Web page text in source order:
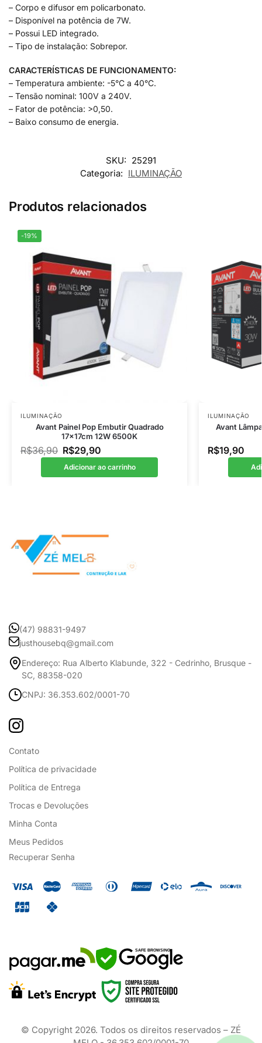
– Corpo e difusor em policarbonato.
– Disponível na potência de 7W.
– Possui LED integrado.
– Tipo de instalação: Sobrepor.
CARACTERÍSTICAS DE FUNCIONAMENTO:
– Temperatura ambiente: -5°C a 40°C.
– Tensão nominal: 100V a 240V.
– Fator de potência: >0,50.
– Baixo consumo de energia.
SKU: 25291
Categoria: ILUMINAÇÃO
Produtos relacionados
-19%
ILUMINAÇÃO
Avant Painel Pop Embutir Quadrado
17x17cm 12W 6500K
R$36,90 R$29,90
Adicionar ao carrinho
ILUMINAÇÃO
Avant
R$19,90
(47) 98831-9497
justhousebq@gmail.com
Endereço: Rua Alberto Klabunde, 322 - Cedrinho, Brusque -
SC, 88358-020
CNPJ: 36.353.602/0001-70
Contato
Política de privacidade
Política de Entrega
Trocas e Devoluções
Minha Conta
Meus Pedidos
Recuperar Senha
SAFE BROWSING
© Copyright 2026. Todos os direitos reservados – ZÉ